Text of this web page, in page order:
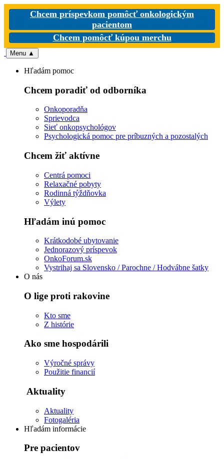
Chcem príspevkom pomôcť onkologickým
pacientom
Chcem pomôcť kúpou merchu
Menu ▲
Hľadám pomoc
Chcem poradiť od odborníka
Onkoporadňa
Sprievodca
Sieť onkopsychológov
Psychologická pomoc pre príbuzných a pozostalých
Chcem žiť aktívne
Centrá pomoci
Relaxačné pobyty
Rodinná týždňovka
Výlety
Hľadám inú pomoc
Krátkodobé ubytovanie
Jednorazový príspevok
OnkoForum.sk
Vystrihaj sa Slovensko / Parochne / Hodvábne šatky
O nás
O lige proti rakovine
Kto sme
Z histórie
Ako sme hospodárili
Výročné správy
Použitie financií
Aktuality
Aktuality
Fotogaléria
Hľadám informácie
Pre pacientov